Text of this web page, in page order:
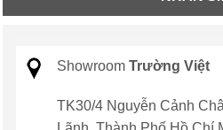
Showroom Trường Việt
TK30/4 Nguyễn Cảnh